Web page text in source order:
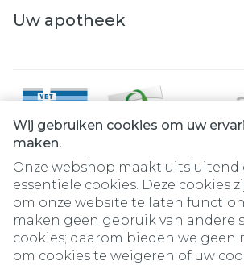
Wij gebruiken cookies om uw
maken.
Onze webshop maakt uitsluitend
essentiële cookies. Deze cookies
om onze website te laten
maken geen gebruik van andere
cookies; daarom bieden we geen
om cookies te weigeren of uw
Uw apotheek
Juridische links